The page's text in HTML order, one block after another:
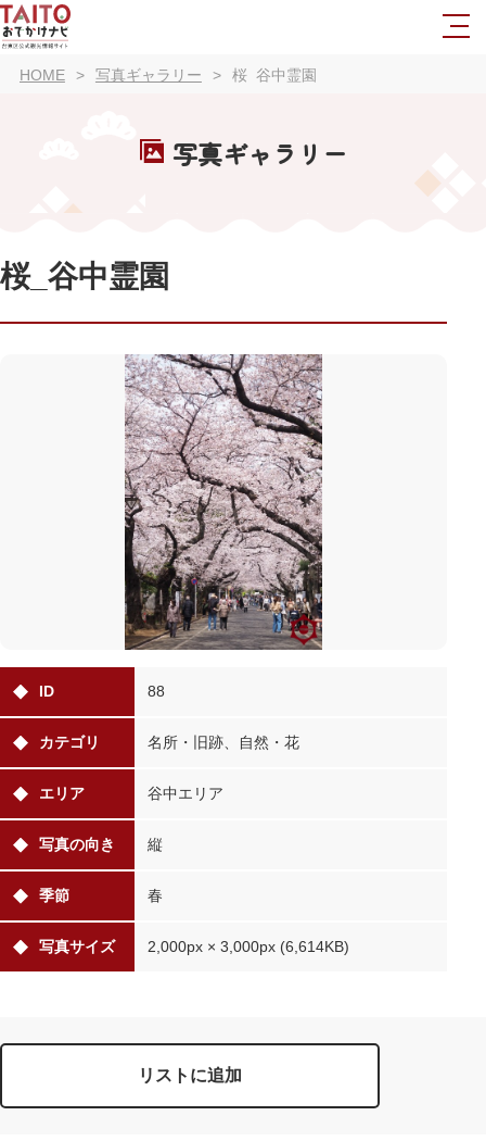
HOME 写真ギャラリー 桜_谷中霊園
写真ギャラリー
桜_谷中霊園
ID 88
カテゴリ 名所・旧跡、自然・花
エリア 谷中エリア
写真の向き 縦
季節 春
写真サイズ 2,000px × 3,000px (6,614KB)
リストに追加